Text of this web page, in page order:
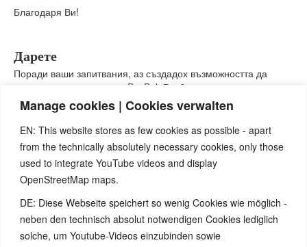
Manage cookies | Cookies verwalten
EN: This website stores as few cookies as possible - apart
from the technically absolutely necessary cookies, only those
used to integrate YouTube videos and display
OpenStreetMap maps.
DE: Diese Webseite speichert so wenig Cookies wie möglich -
neben den technisch absolut notwendigen Cookies lediglich
solche, um Youtube-Videos einzubinden sowie
Благодаря Ви!
Дарете
Поради ваши запитвания, аз създадох възможността да
направите дарение чрез PayPal. Разбира се, ще съм
доволен от подкрепата ви в тази насока, за покриване на
месечните разходи за домейни и софтуер, както и за
безбройните часове работа по разширяването на
материалите и представянето им на няколко езика.
Този линкще ви насочи към моя акаунт в PayPal.
Ако нямате PayPal акаунт и все пак бихте искали да ми
направите дарение, просто ми изпратете имейл и аз ще ви
изпратя информацията за банкова сметка:
Many Thanks!